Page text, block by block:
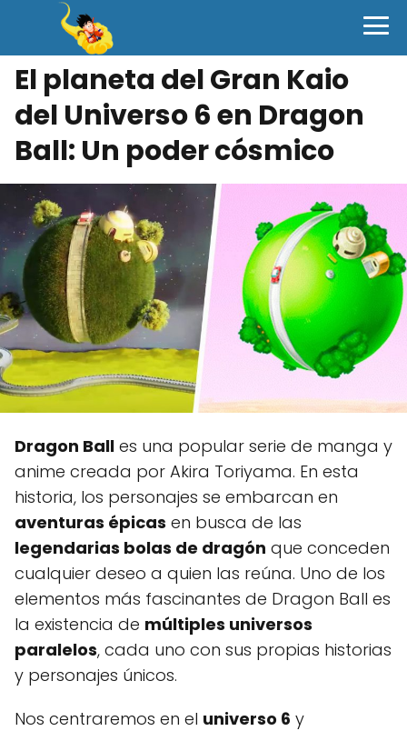
El planeta del Gran Kaio
del Universo 6 en Dragon
Ball: Un poder cósmico
Dragon Ball es una popular serie de manga y
anime creada por Akira Toriyama. En esta
historia, los personajes se embarcan en
aventuras épicas en busca de las
legendarias bolas de dragón que conceden
cualquier deseo a quien las reúna. Uno de los
elementos más fascinantes de Dragon Ball es
la existencia de múltiples universos
paralelos, cada uno con sus propias historias
y personajes únicos.
Nos centraremos en el universo 6 y